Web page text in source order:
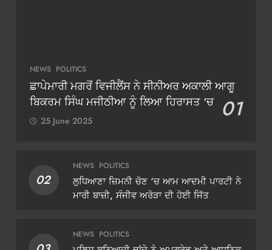
NEWS POLITICS
ਛਾਪੇਮਾਰੀ ਮਗਰੋਂ ਵਿਜੀਲੈਂਸ ਨੇ ਸੀਨੀਅਰ ਅਕਾਲੀ ਆਗੂ
ਬਿਕਰਮ ਸਿੰਘ ਮਜੀਠੀਆ ਨੂੰ ਲਿਆ ਹਿਰਾਸਤ ‘ਚ 01
25 June 2025
02
NEWS POLITICS
ਲੁਧਿਆਣਾ ਜ਼ਿਮਨੀ ਚੋਣ ‘ਚ ਆਮ ਆਦਮੀ ਪਾਰਟੀ ਨੇ
ਮਾਰੀ ਬਾਜ਼ੀ, ਸੰਜੀਵ ਅਰੋੜਾ ਦੀ ਹੋਈ ਜਿੱਤ
NEWS POLITICS